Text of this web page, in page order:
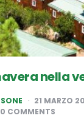
nella
21 MARZO
0 COMMENTS